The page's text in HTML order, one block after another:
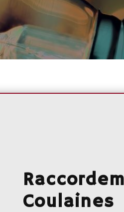
Coulaines